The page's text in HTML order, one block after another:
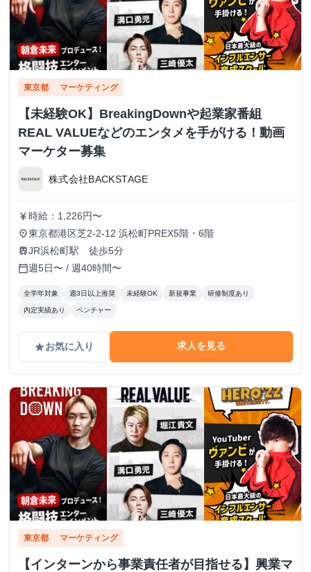
東京都 マーケティング
【未経験OK】BreakingDownや起業家番組
REAL VALUEなどのエンタメを手がける！動画
マーケター募集
株式会社BACKSTAGE
currency_yen 時給：1,226円〜
place東京都港区芝2-2-12 浜松町PREX5階・6階
trainJR浜松町駅 徒歩5分
calendar_today週5日〜 / 週40時間〜
全学年対象 週3日以上推奨 未経験OK 新規事業 研修制度あり
内定実績あり ベンチャー
gradeお気に入り 求人を見る
東京都 マーケティング
【インターンから事業責任者が目指せる】興業マ